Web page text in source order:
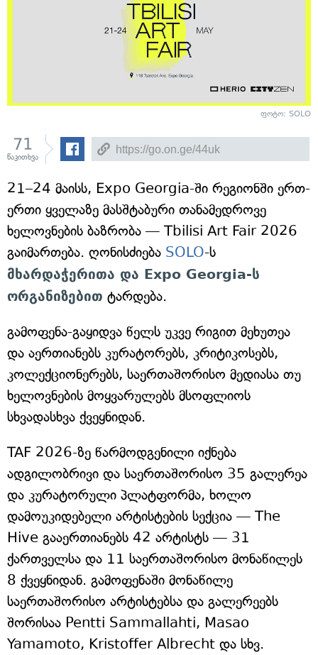
ფოტო: SOLO
71
წაკითხვა
21–24 მაისს, Expo Georgia-ში რეგიონში ერთ-
ერთი ყველაზე მასშტაბური თანამედროვე
ხელოვნების ბაზრობა — Tbilisi Art Fair 2026
გაიმართება. ღონისძიება SOLO-ს
მხარდაჭერითა და Expo Georgia-ს
ორგანიზებით ტარდება.
გამოფენა-გაყიდვა წელს უკვე რიგით მეხუთეა
და აერთიანებს კურატორებს, კრიტიკოსებს,
კოლექციონერებს, საერთაშორისო მედიასა თუ
ხელოვნების მოყვარულებს მსოფლიოს
სხვადასხვა ქვეყნიდან.
TAF 2026-ზე წარმოდგენილი იქნება
ადგილობრივი და საერთაშორისო 35 გალერეა
და კურატორული პლატფორმა, ხოლო
დამოუკიდებელი არტისტების სექცია — The
Hive გააერთიანებს 42 არტისტს — 31
ქართველსა და 11 საერთაშორისო მონაწილეს
8 ქვეყნიდან. გამოფენაში მონაწილე
საერთაშორისო არტისტებსა და გალერეებს
შორისაა Pentti Sammallahti, Masao
Yamamoto, Kristoffer Albrecht და სხვ.